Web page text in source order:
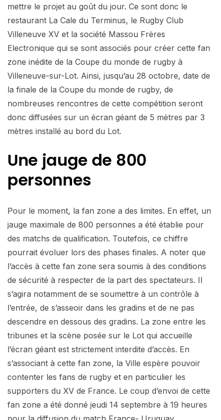
mettre le projet au goût du jour. Ce sont donc le
restaurant La Cale du Terminus, le Rugby Club
Villeneuve XV et la société Massou Frères
Electronique qui se sont associés pour créer cette fan
zone inédite de la Coupe du monde de rugby à
Villeneuve-sur-Lot. Ainsi, jusqu’au 28 octobre, date de
la finale de la Coupe du monde de rugby, de
nombreuses rencontres de cette compétition seront
donc diffusées sur un écran géant de 5 mètres par 3
mètres installé au bord du Lot.
Une jauge de 800
personnes
Pour le moment, la fan zone a des limites. En effet, un
jauge maximale de 800 personnes a été établie pour
des matchs de qualification. Toutefois, ce chiffre
pourrait évoluer lors des phases finales. A noter que
l’accès à cette fan zone sera soumis à des conditions
de sécurité à respecter de la part des spectateurs. Il
s’agira notamment de se soumettre à un contrôle à
l’entrée, de s’asseoir dans les gradins et de ne pas
descendre en dessous des gradins. La zone entre les
tribunes et la scène posée sur le Lot qui accueille
l’écran géant est strictement interdite d’accès. En
s’associant à cette fan zone, la Ville espère pouvoir
contenter les fans de rugby et en particulier les
supporters du XV de France. Le coup d’envoi de cette
fan zone a été donné jeudi 14 septembre à 19 heures